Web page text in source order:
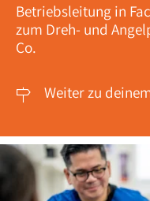
Betriebsleitung in
zum Dreh- und
Co.
 Weiter zu